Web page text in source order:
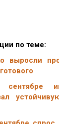
по теме:
выросли
сентябре